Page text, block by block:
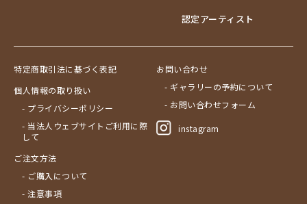
認定アーティスト
特定商取引法に基づく表記
個人情報の取り扱い
- プライバシーポリシー
- 当法人ウェブサイトご利用に際
して
ご注文方法
- ご購入について
- 注意事項
お問い合わせ
- ギャラリーの予約について
- お問い合わせフォーム
instagram